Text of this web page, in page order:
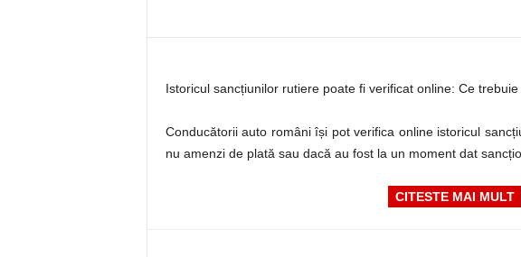
Istoricul sancțiunilor rutiere poate fi verificat online: Ce
Conducătorii auto români își pot verifica online istoricul
nu amenzi de plată sau dacă au fost la un moment dat
CITESTE MAI MULT